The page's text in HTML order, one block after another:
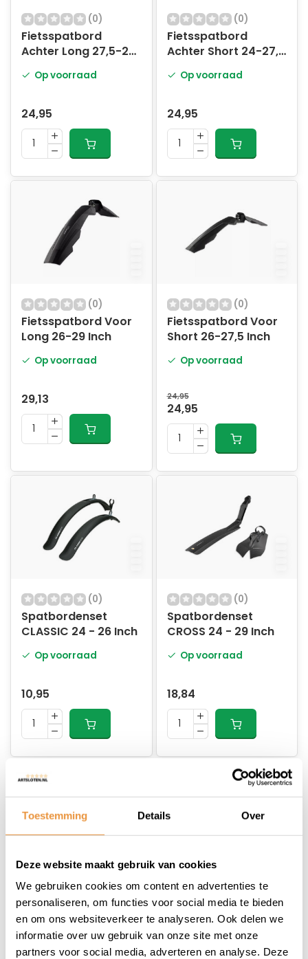
Toestemming Details Over
Deze website maakt gebruik van cookies
We gebruiken cookies om content en advertenties te
personaliseren, om functies voor social media te bieden
en om ons websiteverkeer te analyseren. Ook delen we
informatie over uw gebruik van onze site met onze
partners voor social media, adverteren en analyse. Deze
(0)
Fietsspatbord
Achter Long 27,5-29
Op voorraad
24,95
(0)
Fietsspatbord
Achter Short 24-27,5
Op voorraad
24,95
(0)
Fietsspatbord Voor
Long 26-29 Inch
Op voorraad
29,13
(0)
Fietsspatbord Voor
Short 26-27,5 Inch
Op voorraad
24,95
24,95
(0)
Spatbordenset
CLASSIC 24 - 26 Inch
Op voorraad
10,95
(0)
Spatbordenset
CROSS 24 - 29 Inch
Op voorraad
18,84
(0)
Spatbordenset GP
26 - 29 Inch
Op voorraad
(0)
Spatbordenset GP
PRO 26 - 29 Inch
Niet op voorraad